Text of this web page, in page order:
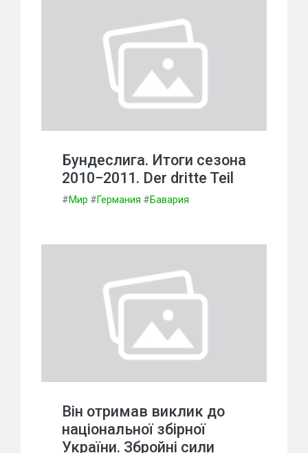
Бундеслига. Итоги сезона
2010−2011. Der dritte Teil
#Мир #Германия #Бавария
Він отримав виклик до
національної збірної
України. Збройні сили